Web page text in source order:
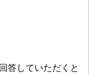
答していただくと